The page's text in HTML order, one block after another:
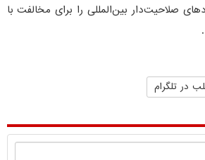
صلاحیت‌دار بین‌المللی را برای مخالفت با
در تلگرام